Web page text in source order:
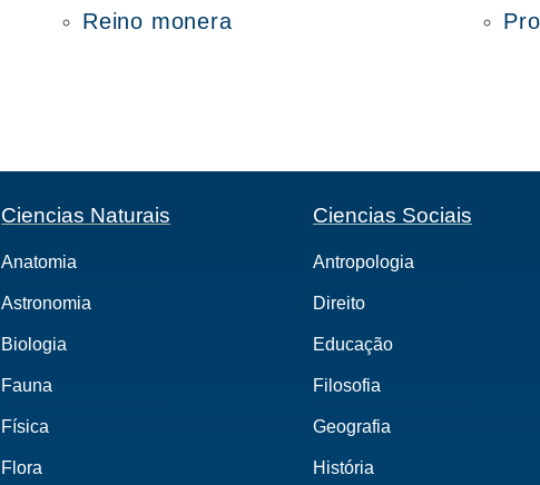
Reino monera
Ciencias Naturais
Anatomia
Astronomia
Biologia
Fauna
Física
Flora
Ciencias Sociais
Antropologia
Direito
Educação
Filosofia
Geografia
História